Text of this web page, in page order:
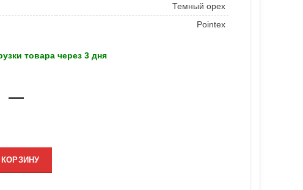
Темный орех
Pointex
товара через 3 дня
КОРЗИНУ